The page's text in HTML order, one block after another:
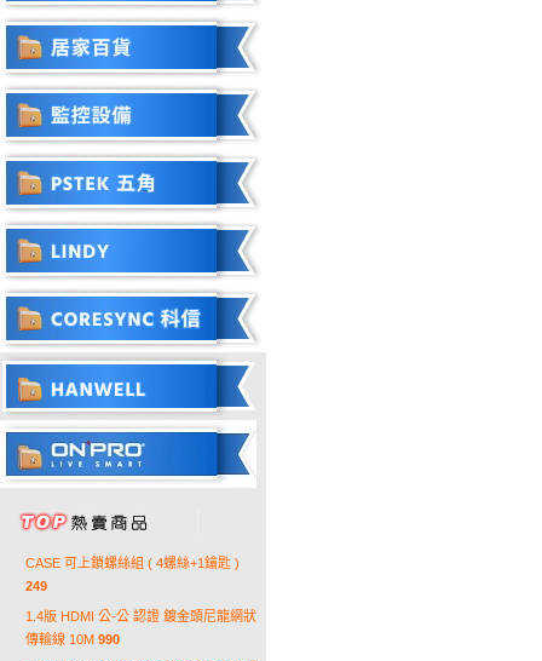
CASE 可上鎖螺絲組 ( 4螺絲+1鑰匙 )
249
1.4版 HDMI 公-公 認證 鍍金頭尼龍網狀
傳輸線 10M 990